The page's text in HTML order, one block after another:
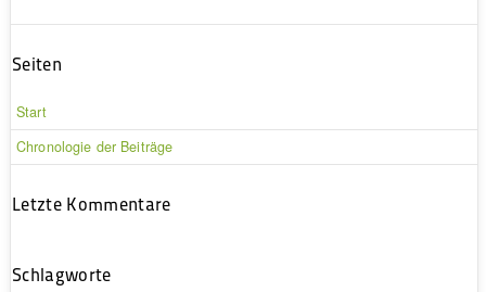
Seiten
Start
Chronologie der Beiträge
Letzte Kommentare
Schlagworte